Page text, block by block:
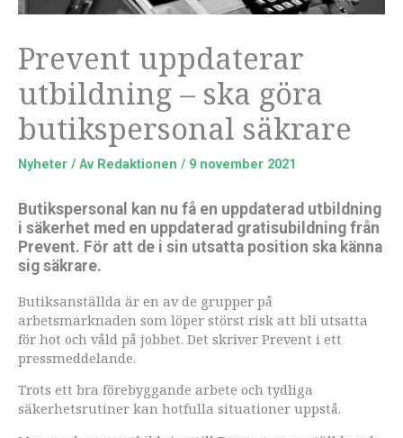
Prevent uppdaterar
utbildning – ska göra
butikspersonal säkrare
Nyheter / Av Redaktionen / 9 november 2021
Butikspersonal kan nu få en uppdaterad utbildning
i säkerhet med en uppdaterad gratisubildning från
Prevent. För att de i sin utsatta position ska känna
sig säkrare.
Butiksanställda är en av de grupper på
arbetsmarknaden som löper störst risk att bli utsatta
för hot och våld på jobbet. Det skriver Prevent i ett
pressmeddelande.
Trots ett bra förebyggande arbete och tydliga
säkerhetsrutiner kan hotfulla situationer uppstå.